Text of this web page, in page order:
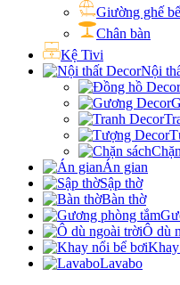
Giường ghế
Chân bàn
Kệ Tivi
Nội
Án gian
Sập thờ
Bàn thờ
Ô dù
Lavabo